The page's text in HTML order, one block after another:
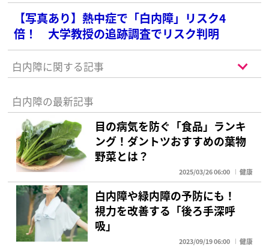
【写真あり】熱中症で「白内障」リスク4
倍！ 大学教授の追跡調査でリスク判明
白内障に関する記事
白内障の最新記事
目の病気を防ぐ「食品」ランキ
ング！ダントツおすすめの葉物
野菜とは？
2025/03/26 06:00 健康
白内障や緑内障の予防にも！
視力を改善する「後ろ手深呼
吸」
2023/09/19 06:00 健康